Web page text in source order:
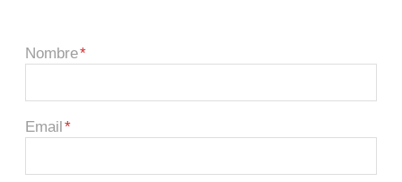
Nombre
Email